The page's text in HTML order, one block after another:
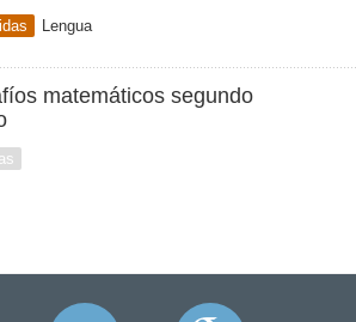
Lengua
matemáticos segundo